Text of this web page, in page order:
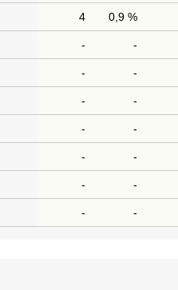
4 0,9 %
- -
- -
- -
- -
- -
- -
- -